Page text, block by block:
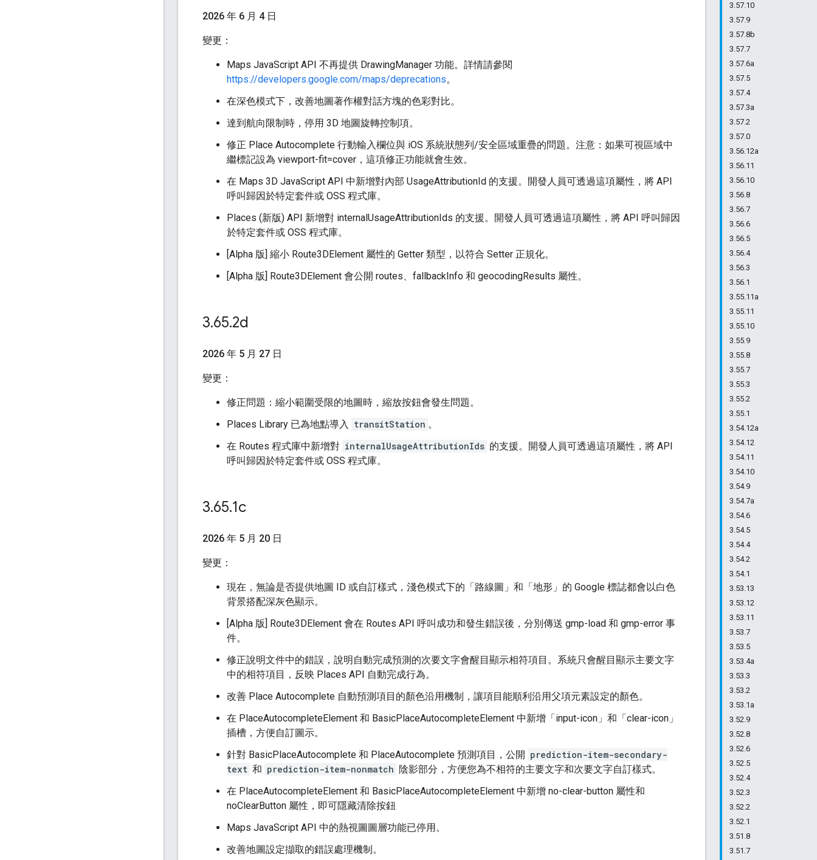
3.57.10
3.57.9
3.57.8b
3.57.7
3.57.6a
3.57.5
3.57.4
3.57.3a
3.57.2
3.57.0
3.56.12a
3.56.11
3.56.10
3.56.8
3.56.7
3.56.6
3.56.5
3.56.4
3.56.3
3.56.1
3.55.11a
3.55.11
3.55.10
3.55.9
3.55.8
3.55.7
3.55.3
3.55.2
3.55.1
3.54.12a
3.54.12
3.54.11
3.54.10
3.54.9
3.54.7a
3.54.6
3.54.5
3.54.4
3.54.2
3.54.1
3.53.13
3.53.12
3.53.11
3.53.7
3.53.5
3.53.4a
3.53.3
3.53.2
3.53.1a
3.52.9
3.52.8
3.52.6
3.52.5
3.52.4
3.52.3
3.52.2
3.52.1
3.51.8
3.51.7
2026 年 6 月 4 日
變更：
Maps JavaScript API 不再提供 DrawingManager 功能。詳情請參閱
https://developers.google.com/maps/deprecations。
在深色模式下，改善地圖著作權對話方塊的色彩對比。
達到航向限制時，停用 3D 地圖旋轉控制項。
修正 Place Autocomplete 行動輸入欄位與 iOS 系統狀態列/安全區域重疊的問題。注意：如果可視區域中
繼標記設為 viewport-fit=cover，這項修正功能就會生效。
在 Maps 3D JavaScript API 中新增對內部 UsageAttributionId 的支援。開發人員可透過這項屬性，將 API
呼叫歸因於特定套件或 OSS 程式庫。
Places (新版) API 新增對 internalUsageAttributionIds 的支援。開發人員可透過這項屬性，將 API 呼叫歸因
於特定套件或 OSS 程式庫。
[Alpha 版] 縮小 Route3DElement 屬性的 Getter 類型，以符合 Setter 正規化。
[Alpha 版] Route3DElement 會公開 routes、fallbackInfo 和 geocodingResults 屬性。
3.65.2d
2026 年 5 月 27 日
變更：
修正問題：縮小範圍受限的地圖時，縮放按鈕會發生問題。
Places Library 已為地點導入 transitStation 。
在 Routes 程式庫中新增對 internalUsageAttributionIds 的支援。開發人員可透過這項屬性，將 API
呼叫歸因於特定套件或 OSS 程式庫。
3.65.1c
2026 年 5 月 20 日
變更：
現在，無論是否提供地圖 ID 或自訂樣式，淺色模式下的「路線圖」和「地形」的 Google 標誌都會以白色
背景搭配深灰色顯示。
[Alpha 版] Route3DElement 會在 Routes API 呼叫成功和發生錯誤後，分別傳送 gmp-load 和 gmp-error 事
件。
修正說明文件中的錯誤，說明自動完成預測的次要文字會醒目顯示相符項目。系統只會醒目顯示主要文字
中的相符項目，反映 Places API 自動完成行為。
改善 Place Autocomplete 自動預測項目的顏色沿用機制，讓項目能順利沿用父項元素設定的顏色。
在 PlaceAutocompleteElement 和 BasicPlaceAutocompleteElement 中新增「input-icon」和「clear-icon」
插槽，方便自訂圖示。
針對 BasicPlaceAutocomplete 和 PlaceAutocomplete 預測項目，公開 prediction-item-secondary-
text 和 prediction-item-nonmatch 陰影部分，方便您為不相符的主要文字和次要文字自訂樣式。
在 PlaceAutocompleteElement 和 BasicPlaceAutocompleteElement 中新增 no-clear-button 屬性和
noClearButton 屬性，即可隱藏清除按鈕
Maps JavaScript API 中的熱視圖圖層功能已停用。
改善地圖設定擷取的錯誤處理機制。